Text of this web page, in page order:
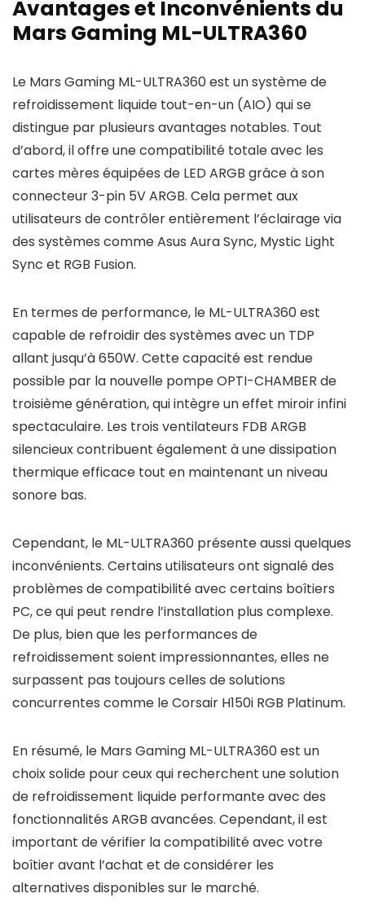
Avantages et Inconvénients du
Mars Gaming ML-ULTRA360
Le Mars Gaming ML-ULTRA360 est un système de
refroidissement liquide tout-en-un (AIO) qui se
distingue par plusieurs avantages notables. Tout
d’abord, il offre une compatibilité totale avec les
cartes mères équipées de LED ARGB grâce à son
connecteur 3-pin 5V ARGB. Cela permet aux
utilisateurs de contrôler entièrement l’éclairage via
des systèmes comme Asus Aura Sync, Mystic Light
Sync et RGB Fusion.
En termes de performance, le ML-ULTRA360 est
capable de refroidir des systèmes avec un TDP
allant jusqu’à 650W. Cette capacité est rendue
possible par la nouvelle pompe OPTI-CHAMBER de
troisième génération, qui intègre un effet miroir infini
spectaculaire. Les trois ventilateurs FDB ARGB
silencieux contribuent également à une dissipation
thermique efficace tout en maintenant un niveau
sonore bas.
Cependant, le ML-ULTRA360 présente aussi quelques
inconvénients. Certains utilisateurs ont signalé des
problèmes de compatibilité avec certains boîtiers
PC, ce qui peut rendre l’installation plus complexe.
De plus, bien que les performances de
refroidissement soient impressionnantes, elles ne
surpassent pas toujours celles de solutions
concurrentes comme le Corsair H150i RGB Platinum.
En résumé, le Mars Gaming ML-ULTRA360 est un
choix solide pour ceux qui recherchent une solution
de refroidissement liquide performante avec des
fonctionnalités ARGB avancées. Cependant, il est
important de vérifier la compatibilité avec votre
boîtier avant l’achat et de considérer les
alternatives disponibles sur le marché.